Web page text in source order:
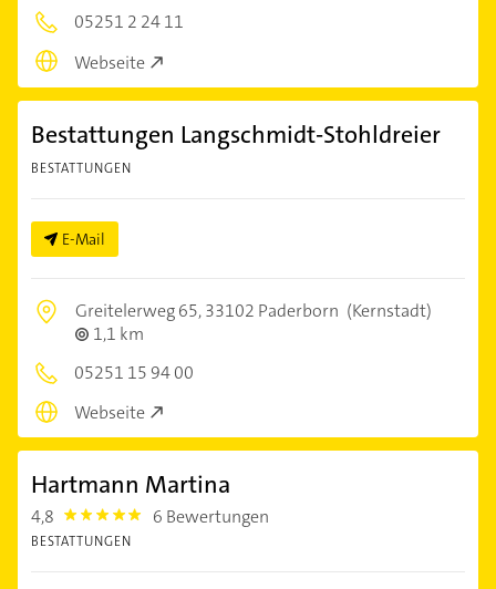
05251 2 24 11
Webseite
Bestattungen Langschmidt-Stohldreier
BESTATTUNGEN
E-Mail
Greitelerweg 65,33102 Paderborn (Kernstadt)
1,1 km
05251 15 94 00
Webseite
Hartmann Martina
4,8 4.8 6 Bewertungen
BESTATTUNGEN